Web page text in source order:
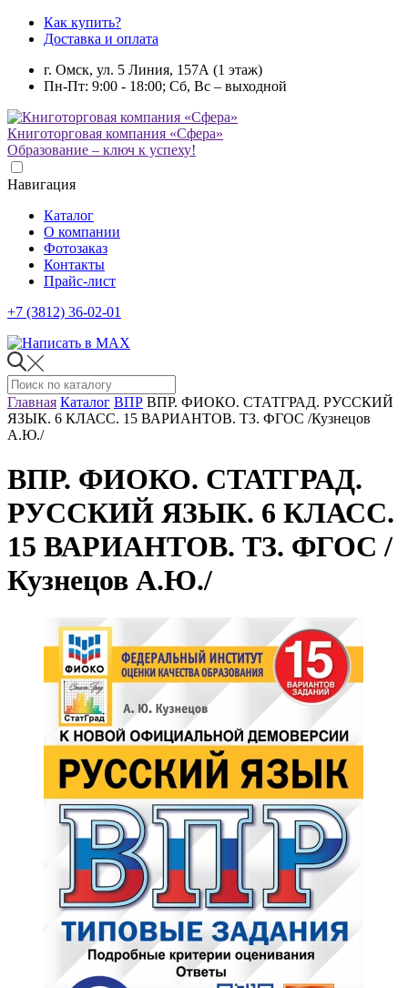
Как купить?
Доставка и оплата
г. Омск, ул. 5 Линия, 157А (1 этаж)
Пн-Пт: 9:00 - 18:00; Сб, Вс – выходной
Книготорговая компания «Сфера»
Образование – ключ к успеху!
Навигация
Каталог
О компании
Фотозаказ
Контакты
Прайс-лист
+7 (3812) 36-02-01
Главная Каталог ВПР ВПР. ФИОКО. СТАТГРАД. РУССКИЙ
ЯЗЫК. 6 КЛАСС. 15 ВАРИАНТОВ. ТЗ. ФГОС /Кузнецов
А.Ю./
ВПР. ФИОКО. СТАТГРАД.
РУССКИЙ ЯЗЫК. 6 КЛАСС.
15 ВАРИАНТОВ. ТЗ. ФГОС /
Кузнецов А.Ю./